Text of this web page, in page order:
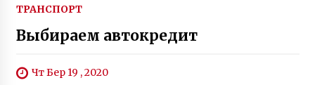
ТРАНСПОРТ
Выбираем автокредит
Чт Бер 19 , 2020